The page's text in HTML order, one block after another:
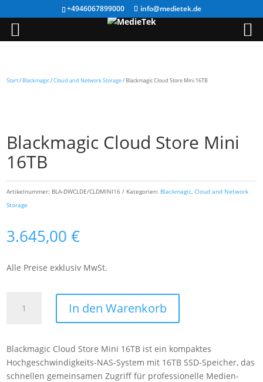
+4946067899000 info@medietek.de
Start/ Blackmagic/Cloud and Network Storage/ Blackmagic Cloud Store Mini 16TB
Blackmagic Cloud Store Mini
16TB
Artikelnummer: BLA-DWCLDE/CLDMINI16 Kategorien: Blackmagic,Cloud and Network
Storage
3.645,00€
Alle Preise exklusiv MwSt.
Cloud
16TB
Menge
In den Warenkorb
Blackmagic Cloud Store Mini 16TB ist ein kompaktes
Hochgeschwindigkeits-NAS-System mit 16TB SSD-Speicher, das
schnellen gemeinsamen Zugriff für professionelle Medien-